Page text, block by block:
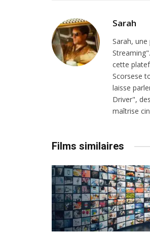
Sarah
Sarah,
cette
Scorsese
laisse
Driver",
maîtrise
Films similaires